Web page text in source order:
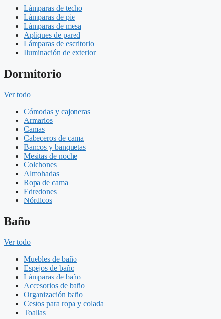
Lámparas de techo
Lámparas de pie
Lámparas de mesa
Apliques de pared
Lámparas de escritorio
Iluminación de exterior
Dormitorio
Ver todo
Cómodas y cajoneras
Armarios
Camas
Cabeceros de cama
Bancos y banquetas
Mesitas de noche
Colchones
Almohadas
Ropa de cama
Edredones
Nórdicos
Baño
Ver todo
Muebles de baño
Espejos de baño
Lámparas de baño
Accesorios de baño
Organización baño
Cestos para ropa y colada
Toallas